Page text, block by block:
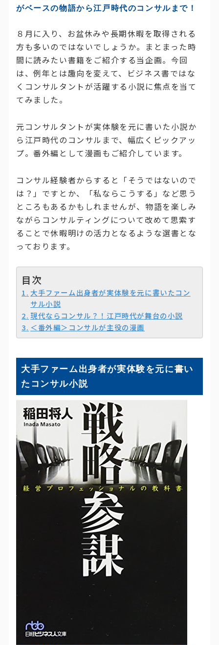
がベースの物語から江戸時代のコンサルまで！
８月に入り、お盆休みや長期休暇を取得される
方も多いのではないでしょうか。まとまった時
間に読みたい書籍をご紹介する当企画。今回
は、例年とは趣向を変えて、ビジネス書ではな
くコンサルタントが活躍する小説に焦点を当て
てみました。
元コンサルタントが実体験を元に書いた小説か
ら江戸時代のコンサルまで、幅広くピックアッ
プ。番外編として漫画もご紹介しています。
コンサル経験者からすると「そうではないので
は？」ですとか、「私ならこうする」など思う
ところもあるかもしれませんが、物語を楽しみ
ながらコンサルティングについて改めて思索す
ることで休暇明けの活力となるような選書とな
っております。
目次
大手ファーム出身者が実体験を元に書いたコン
サル小説
現代ならコンサル？！江戸時代が舞台の小説
＜番外編＞コンサルが主役の漫画
大手ファーム出身者が実体験を元に書い
たコンサル小説